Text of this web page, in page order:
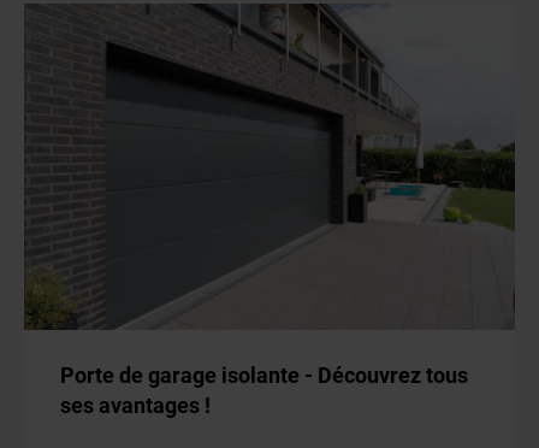
Porte de garage isolante - Découvrez tous
ses avantages !